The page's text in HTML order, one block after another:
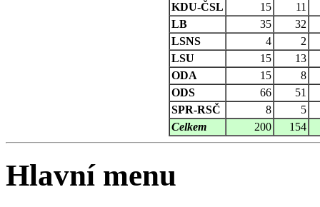
KDU-ČSL
15
11
LB
35
32
LSNS
4
2
LSU
15
13
ODA
15
8
ODS
66
51
SPR-RSČ
8
5
Celkem
200 154
Hlavní menu